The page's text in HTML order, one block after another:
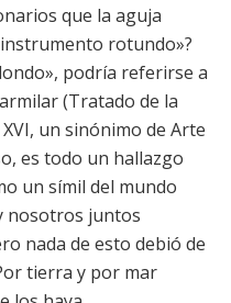
que la aguja
rotundo»?
podría referirse a
(Tratado de la
un sinónimo de Arte
es todo un hallazgo
un símil del mundo
nosotros juntos
nada de esto debió de
tierra y por mar